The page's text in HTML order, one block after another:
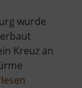
wurde
Kreuz an